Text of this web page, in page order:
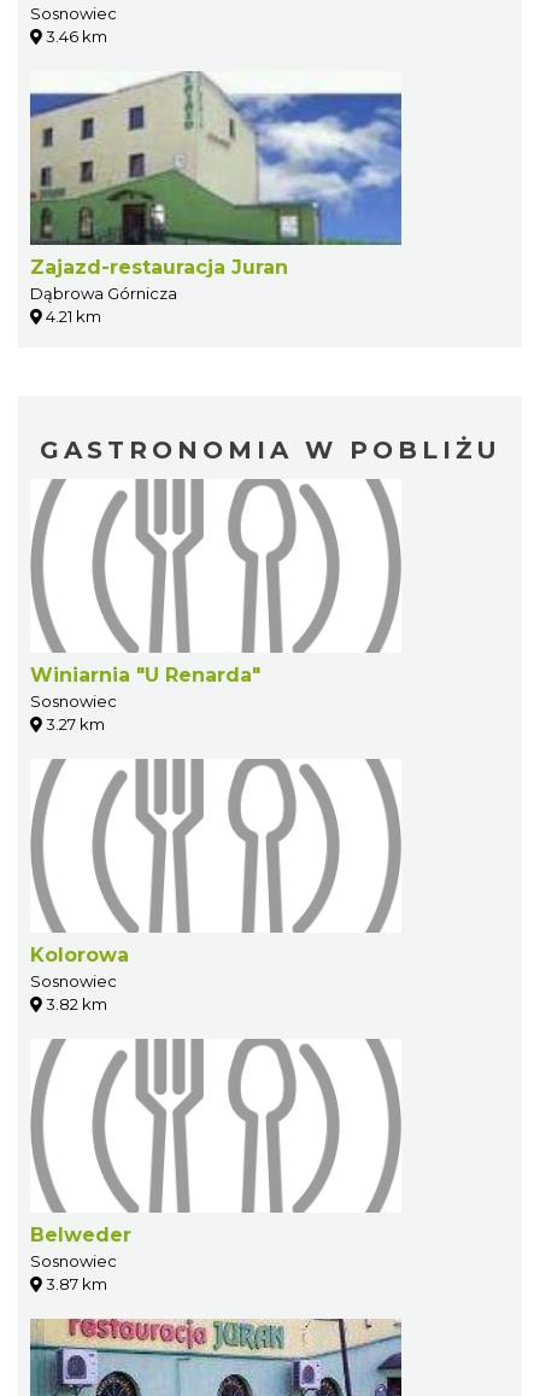
Sosnowiec
3.46 km
Zajazd-restauracja Juran
Dąbrowa Górnicza
4.21 km
GASTRONOMIA W POBLIŻU
Winiarnia "U Renarda"
Sosnowiec
3.27 km
Kolorowa
Sosnowiec
3.82 km
Belweder
Sosnowiec
3.87 km